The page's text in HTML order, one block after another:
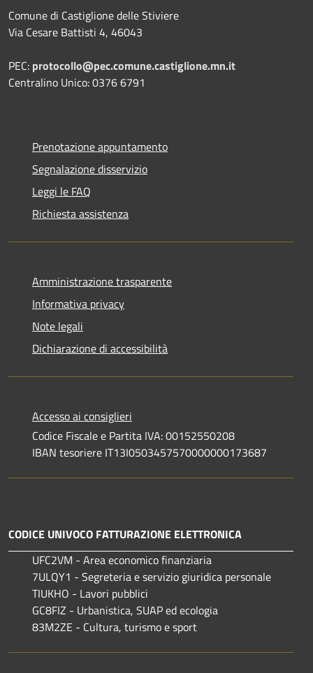
Comune di Castiglione delle Stiviere
Via Cesare Battisti 4, 46043
PEC: protocollo@pec.comune.castiglione.mn.it
Centralino Unico: 0376 6791
Prenotazione appuntamento
Segnalazione disservizio
Leggi le FAQ
Richiesta assistenza
Amministrazione trasparente
Informativa privacy
Note legali
Dichiarazione di accessibilità
Accesso ai consiglieri
Codice Fiscale e Partita IVA: 00152550208
IBAN tesoriere IT13I0503457570000000173687
CODICE UNIVOCO FATTURAZIONE ELETTRONICA
UFC2VM - Area economico finanziaria
7ULQY1 - Segreteria e servizio giuridica personale
TIUKHO - Lavori pubblici
GC8FIZ - Urbanistica, SUAP ed ecologia
83M2ZE - Cultura, turismo e sport